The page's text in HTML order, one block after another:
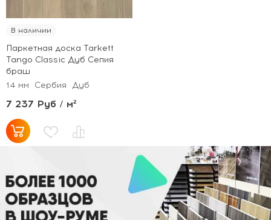
В наличии
Паркетная доска Tarkett
Tango Classic Дуб Сепия
браш
14 мм
Сербия Дуб
7 237 Руб / м²